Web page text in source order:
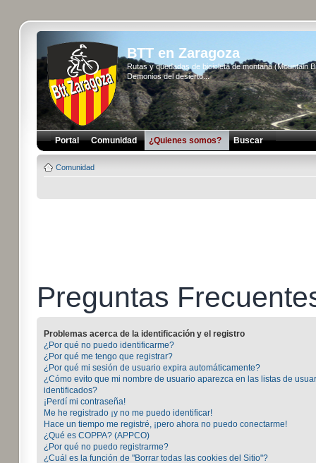
BTT en Zaragoza
Rutas y quedadas de bicicleta de montaña (Mountain
Demonios del desierto...
Portal Comunidad ¿Quienes somos? Buscar
Comunidad
Preguntas
Problemas acerca de la identificación y el registro
¿Por qué no puedo identificarme?
¿Por qué me tengo que registrar?
¿Por qué mi sesión de usuario expira automáticamente?
¿Cómo evito que mi nombre de usuario aparezca en las listas de
identificados?
¡Perdí mi contraseña!
Me he registrado ¡y no me puedo identificar!
Hace un tiempo me registré, ¡pero ahora no puedo conectarme!
¿Qué es COPPA? (APPCO)
¿Por qué no puedo registrarme?
¿Cuál es la función de "Borrar todas las cookies del Sitio"?